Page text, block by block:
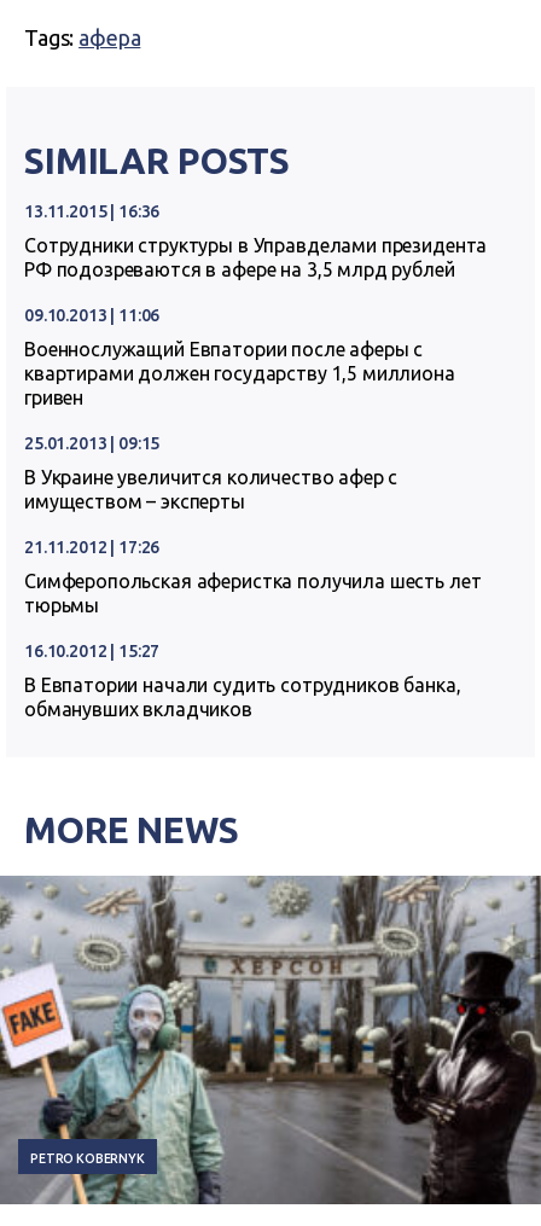
Tags: афера
SIMILAR POSTS
13.11.2015 | 16:36
Сотрудники структуры в Управделами президента
РФ подозреваются в афере на 3,5 млрд рублей
09.10.2013 | 11:06
Военнослужащий Евпатории после аферы с
квартирами должен государству 1,5 миллиона
гривен
25.01.2013 | 09:15
В Украине увеличится количество афер с
имуществом – эксперты
21.11.2012 | 17:26
Симферопольская аферистка получила шесть лет
тюрьмы
16.10.2012 | 15:27
В Евпатории начали судить сотрудников банка,
обманувших вкладчиков
MORE NEWS
PETRO KOBERNYK